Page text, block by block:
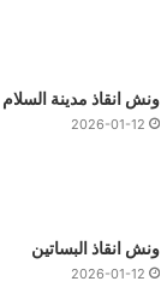
ونش انقاذ مدينة السلام
2026-01-12
ونش انقاذ البساتين
2026-01-12